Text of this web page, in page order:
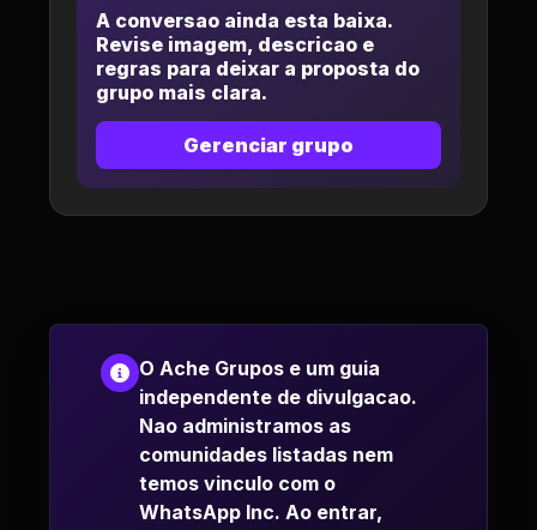
A conversao ainda esta baixa.
Revise imagem, descricao e
regras para deixar a proposta do
grupo mais clara.
Gerenciar grupo
O Ache Grupos e um guia
independente de divulgacao.
Nao administramos as
comunidades listadas nem
temos vinculo com o
WhatsApp Inc. Ao entrar,